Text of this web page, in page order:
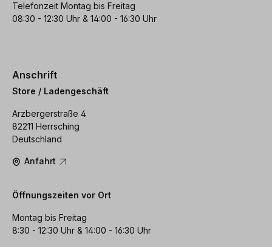
Telefonzeit Montag bis Freitag
08:30 - 12:30 Uhr & 14:00 - 16:30 Uhr
Anschrift
Store / Ladengeschäft
Arzbergerstraße 4
82211 Herrsching
Deutschland
Anfahrt
Öffnungszeiten vor Ort
Montag bis Freitag
8:30 - 12:30 Uhr & 14:00 - 16:30 Uhr